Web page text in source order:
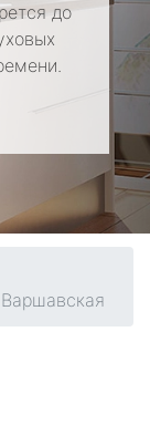
до